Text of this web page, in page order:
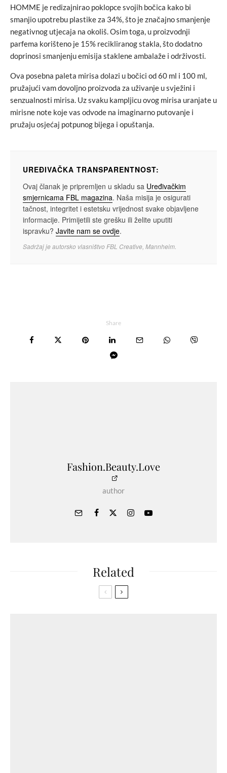
HOMME je redizajnirao poklopce svojih bočica kako bi
smanjio upotrebu plastike za 34%, što je značajno smanjenje
negativnog utjecaja na okoliš. Osim toga, u proizvodnji
parfema korišteno je 15% recikliranog stakla, što dodatno
doprinosi smanjenju emisija staklene ambalaže i održivosti.
Ova posebna paleta mirisa dolazi u bočici od 60 ml i 100 ml,
pružajući vam dovoljno proizvoda za uživanje u svježini i
senzualnosti mirisa. Uz svaku kampljicu ovog mirisa uranjate u
mirisne note koje vas odvode na imaginarno putovanje i
pružaju osjećaj potpunog bijega i opuštanja.
UREĐIVAČKA TRANSPARENTNOST:
Ovaj članak je pripremljen u skladu sa Uređivačkim
smjernicama FBL magazina. Naša misija je osigurati
tačnost, integritet i estetsku vrijednost svake objavljene
informacije. Primijetili ste grešku ili želite uputiti
ispravku? Javite nam se ovdje.
Sadržaj je autorsko vlasništvo FBL Creative, Mannheim.
Share
Fashion.Beauty.Love
author
Related